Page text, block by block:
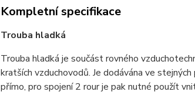
Kompletní specifikace
Trouba hladká
Trouba hladká je součást rovného
kratších vzduchovodů. Je dodávána ve
přímo, pro spojení 2 rour je pak nutné použít